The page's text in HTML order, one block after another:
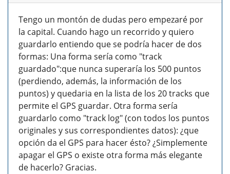
Tengo un montón de dudas pero empezaré por
la capital. Cuando hago un recorrido y quiero
guardarlo entiendo que se podría hacer de dos
formas: Una forma sería como "track
guardado":que nunca superaría los 500 puntos
(perdiendo, además, la información de los
puntos) y quedaria en la lista de los 20 tracks que
permite el GPS guardar. Otra forma sería
guardarlo como "track log" (con todos los puntos
originales y sus correspondientes datos): ¿que
opción da el GPS para hacer ésto? ¿Simplemente
apagar el GPS o existe otra forma más elegante
de hacerlo? Gracias.